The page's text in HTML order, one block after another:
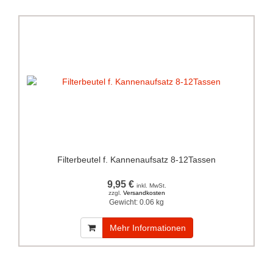
Filterbeutel f. Kannenaufsatz 8-12Tassen
9,95 € inkl. MwSt.
zzgl. Versandkosten
Gewicht: 0.06 kg
Mehr Informationen